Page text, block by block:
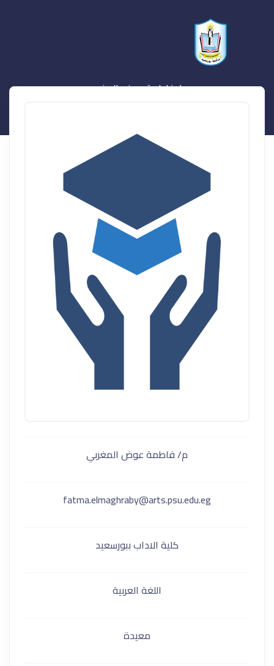
م/ فاطمة عوض المغربي
م/ فاطمة عوض المغربي
fatma.elmaghraby@arts.psu.edu.eg
كلية الاداب ببورسعيد
اللغة العربية
معيدة